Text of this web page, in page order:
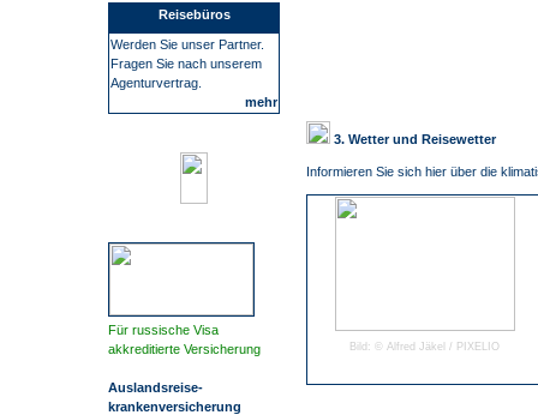
Reisebüros
Werden Sie unser Partner.
Fragen Sie nach unserem
Agenturvertrag.
mehr
Für russische Visa
akkreditierte Versicherung
Auslandsreise-
krankenversicherung
3. Wetter und Reisewetter
Informieren Sie sich hier über die
Bild: © Alfred Jäkel / PIXELIO